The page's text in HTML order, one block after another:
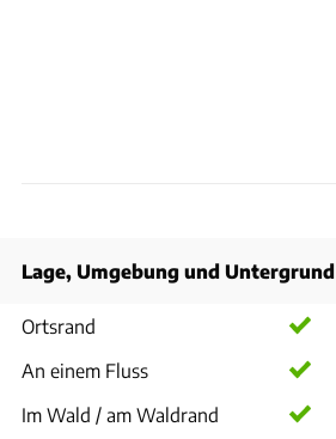
Lage, Umgebung und Untergrund
Ortsrand
An einem Fluss
Im Wald / am Waldrand